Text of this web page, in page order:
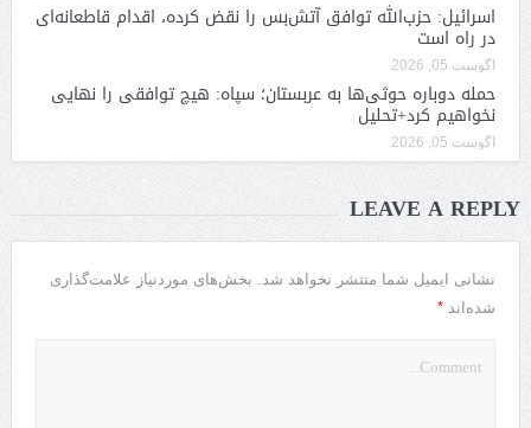
اسرائیل: حزب‌الله توافق آتش‌بس را نقض کرده، اقدام قاطعانه‌ای
در راه است
آگوست 05, 2026
حمله دوباره حوثی‌ها به عربستان؛ سپاه: هیچ توافقی را نهایی
نخواهیم کرد+تحلیل
آگوست 05, 2026
LEAVE A REPLY
نشانی ایمیل شما منتشر نخواهد شد. بخش‌های موردنیاز علامت‌گذاری
شده‌اند *